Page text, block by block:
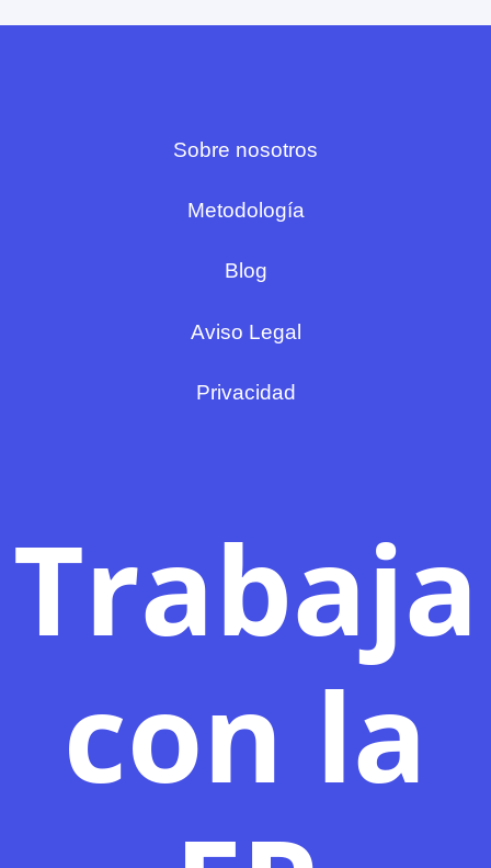
Sobre nosotros
Metodología
Blog
Aviso Legal
Privacidad
Trabaja
con la